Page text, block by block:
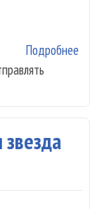
Подробнее
звезда